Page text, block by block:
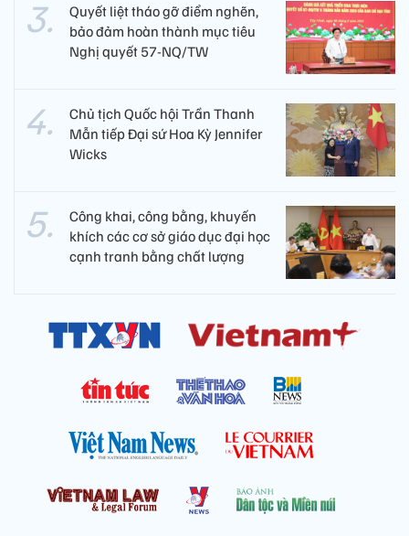
Quyết liệt tháo gỡ điểm nghẽn,
bảo đảm hoàn thành mục tiêu
Nghị quyết 57-NQ/TW
Chủ tịch Quốc hội Trần Thanh
Mẫn tiếp Đại sứ Hoa Kỳ Jennifer
Wicks
Công khai, công bằng, khuyến
khích các cơ sở giáo dục đại học
cạnh tranh bằng chất lượng​